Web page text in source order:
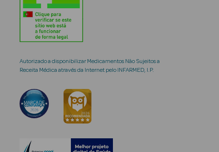
Autorizado a disponibilizar Medicamentos Não Sujeitos a
Receita Médica através da Internet pelo INFARMED, I.P.